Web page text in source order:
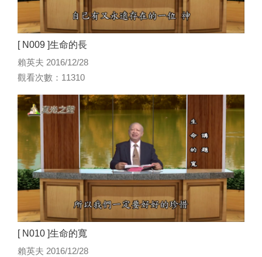
[ N009 ]生命的長
賴英夫 2016/12/28
觀看次數：11310
[ N010 ]生命的寬
賴英夫 2016/12/28